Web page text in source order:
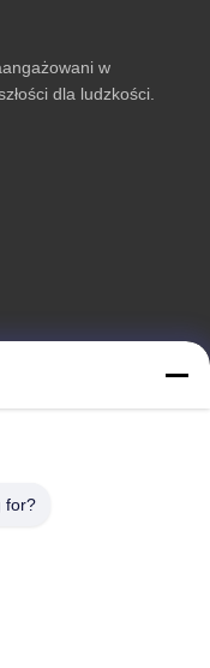
w
dla ludzkości.
for?